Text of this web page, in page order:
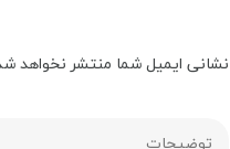
نشانی ایمیل شما منتشر نخواهد